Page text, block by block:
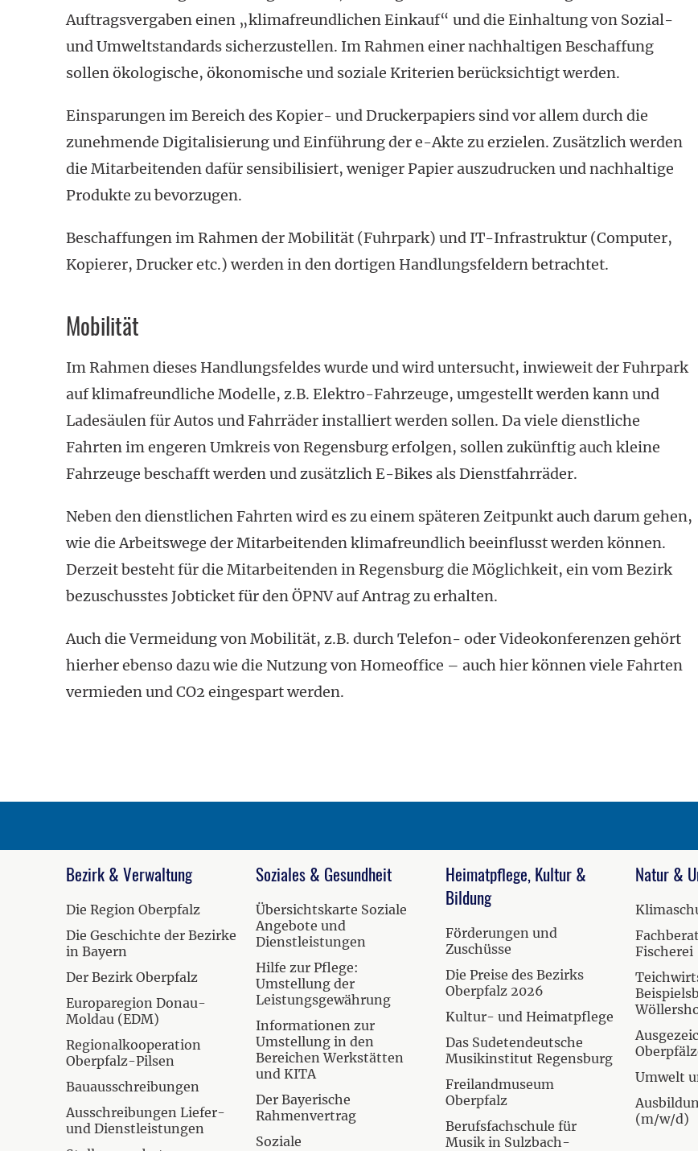
Auftrags­vergaben einen „klimafreundlichen Einkauf“ und die Einhaltung von Sozial-
und Umwelt­standards sicherzustellen. Im Rahmen einer nachhaltigen Beschaffung
sollen ökologische, ökonomische und soziale Kriterien berücksichtigt werden.
Einsparungen im Bereich des Kopier- und Druckerpa­piers sind vor allem durch die
zunehmende Digitalisierung und Einführung der e-Akte zu erzielen. Zusätzlich werden
die Mitarbeitenden dafür sensibilisiert, weniger Papier auszudrucken und nachhaltige
Produkte zu bevorzugen.
Beschaffungen im Rahmen der Mobilität (Fuhrpark) und IT-Infrastruktur (Computer,
Kopierer, Drucker etc.) werden in den dortigen Handlungsfeldern betrachtet.
Mobilität
Im Rahmen dieses Handlungsfeldes wurde und wird untersucht, inwieweit der Fuhrpark
auf klima­freundliche Modelle, z.B. Elektro-Fahrzeuge, umgestellt werden kann und
Ladesäulen für Autos und Fahrräder installiert werden sollen. Da viele dienstliche
Fahrten im engeren Umkreis von Regensburg erfolgen, sollen zukünftig auch kleine
Fahrzeuge beschafft werden und zusätzlich E-Bikes als Dienstfahrräder.
Neben den dienstlichen Fahrten wird es zu einem späteren Zeitpunkt auch darum gehen,
wie die Arbeitswege der Mitarbeitenden klima­freundlich beeinflusst werden können.
Derzeit besteht für die Mitarbeitenden in Regensburg die Möglichkeit, ein vom Bezirk
bezuschusstes Jobticket für den ÖPNV auf Antrag zu erhalten.
Auch die Vermeidung von Mobilität, z.B. durch Telefon- oder Videokonferenzen gehört
hierher ebenso dazu wie die Nutzung von Homeoffice – auch hier können viele Fahrten
vermieden und CO2 eingespart werden.
Bezirk & Verwaltung
Die Region Oberpfalz
Die Geschichte der Bezirke
in Bayern
Der Bezirk Oberpfalz
Europaregion Donau-
Moldau (EDM)
Regionalkooperation
Oberpfalz-Pilsen
Bauausschreibungen
Ausschreibungen Liefer-
und Dienstleistungen
Soziales & Gesundheit
Übersichtskarte Soziale
Angebote und
Dienstleistungen
Hilfe zur Pflege:
Umstellung der
Leistungsgewährung
Informationen zur
Umstellung in den
Bereichen Werkstätten
und KITA
Der Bayerische
Rahmenvertrag
Soziale
Heimatpflege, Kultur &
Bildung
Förderungen und
Zuschüsse
Die Preise des Bezirks
Oberpfalz 2026
Kultur- und Heimatpflege
Das Sudetendeutsche
Musikinstitut Regensburg
Freilandmuseum
Oberpfalz
Berufsfachschule für
Musik in Sulzbach-
Natur &
Fischerei
Umwelt
(m/w/d)